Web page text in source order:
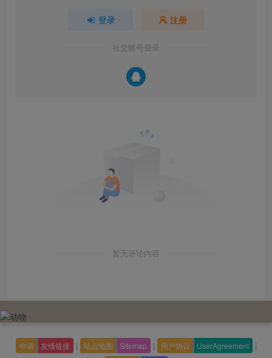
登录 注册
社交账号登录
暂无评论内容
申请 友情链接 | 站点地图 Sitemap | 用户协议 UserAgreement |